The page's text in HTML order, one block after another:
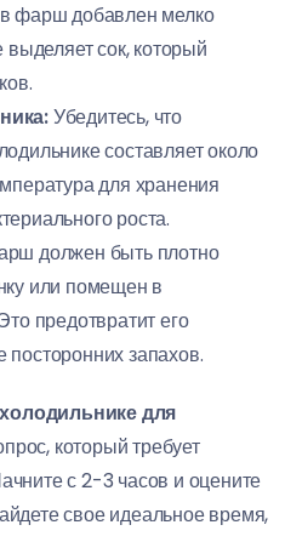
фарш добавлен мелко
сок, который
Убедитесь, что
составляет около
для хранения
роста.
должен быть плотно
или помещен в
предотвратит его
запахов.
для
который требует
с 2-3 часов и оцените
свое идеальное время,